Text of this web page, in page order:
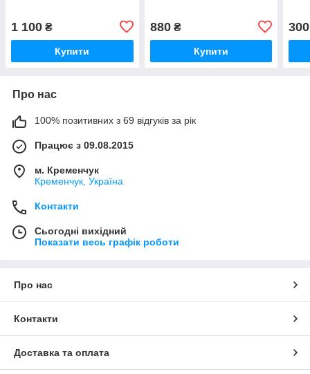
1 100 ₴
Купити
880₴
Купити
300
Про нас
100% позитивних з 69 відгуків за рік
Працює з 09.08.2015
м. Кременчук
Кременчук, Україна
Контакти
Сьогодні вихідний
Показати весь графік роботи
Про нас
Контакти
Доставка та оплата